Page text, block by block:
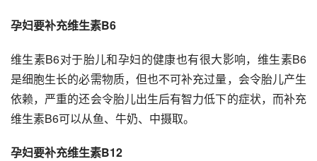
孕妇要补充维生素B6
维生素B6对于胎儿和孕妇的健康也有很大影响，维生素B6
是细胞生长的必需物质，但也不可补充过量，会令胎儿产生
依赖，严重的还会令胎儿出生后有智力低下的症状，而补充
维生素B6可以从鱼、牛奶、中摄取。
孕妇要补充维生素B12